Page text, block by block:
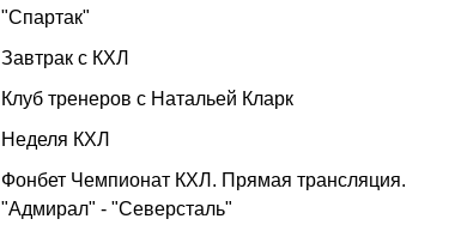
"Спартак"
Завтрак с КХЛ
Клуб тренеров с Натальей Кларк
Неделя КХЛ
Фонбет Чемпионат КХЛ. Прямая трансляция.
"Адмирал" - "Северсталь"